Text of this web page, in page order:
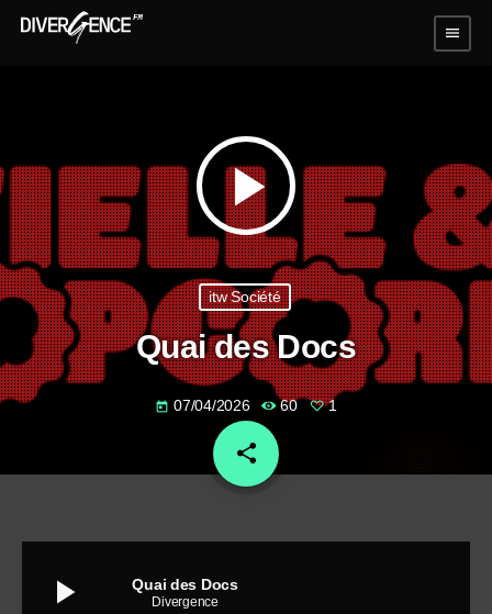
menu
play_arrow
itw Société
Quai des Docs
today 07/04/2026 60 1
share
email
play_arrow Quai des Docs
Divergence